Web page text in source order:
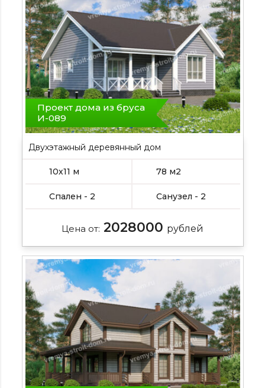
Проект дома из бруса
И-089
Двухэтажный деревянный дом
10х11 м 78 м2
Спален - 2 Санузел - 2
Цена от: 2028000 рублей
подробнее , профилированный брус , ,